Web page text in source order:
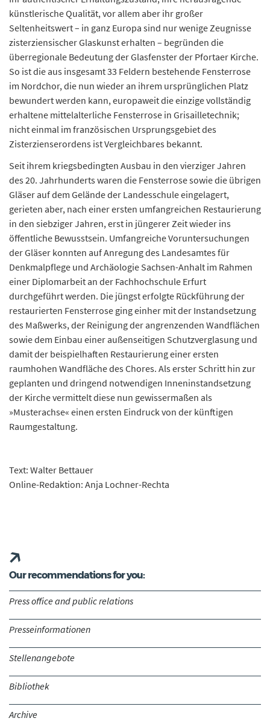
künstlerische Qualität, vor allem aber ihr großer
Seltenheitswert – in ganz Europa sind nur wenige Zeugnisse
zisterziensischer Glaskunst erhalten – begründen die
überregionale Bedeutung der Glasfenster der Pfortaer Kirche.
So ist die aus insgesamt 33 Feldern bestehende Fensterrose
im Nordchor, die nun wieder an ihrem ursprünglichen Platz
bewundert werden kann, europaweit die einzige vollständig
erhaltene mittelalterliche Fensterrose in Grisailletechnik;
nicht einmal im französischen Ursprungsgebiet des
Zisterzienserordens ist Vergleichbares bekannt.
Seit ihrem kriegsbedingten Ausbau in den vierziger Jahren
des 20. Jahrhunderts waren die Fensterrose sowie die übrigen
Gläser auf dem Gelände der Landesschule eingelagert,
gerieten aber, nach einer ersten umfangreichen Restaurierung
in den siebziger Jahren, erst in jüngerer Zeit wieder ins
öffentliche Bewusstsein. Umfangreiche Voruntersuchungen
der Gläser konnten auf Anregung des Landesamtes für
Denkmalpflege und Archäologie Sachsen-Anhalt im Rahmen
einer Diplomarbeit an der Fachhochschule Erfurt
durchgeführt werden. Die jüngst erfolgte Rückführung der
restaurierten Fensterrose ging einher mit der Instandsetzung
des Maßwerks, der Reinigung der angrenzenden Wandflächen
sowie dem Einbau einer außenseitigen Schutzverglasung und
damit der beispielhaften Restaurierung einer ersten
raumhohen Wandfläche des Chores. Als erster Schritt hin zur
geplanten und dringend notwendigen Inneninstandsetzung
der Kirche vermittelt diese nun gewissermaßen als
»Musterachse« einen ersten Eindruck von der künftigen
Raumgestaltung.
Text: Walter Bettauer
Online-Redaktion: Anja Lochner-Rechta
Our recommendations for you:
Press office and public relations
Presseinformationen
Stellenangebote
Bibliothek
Archive